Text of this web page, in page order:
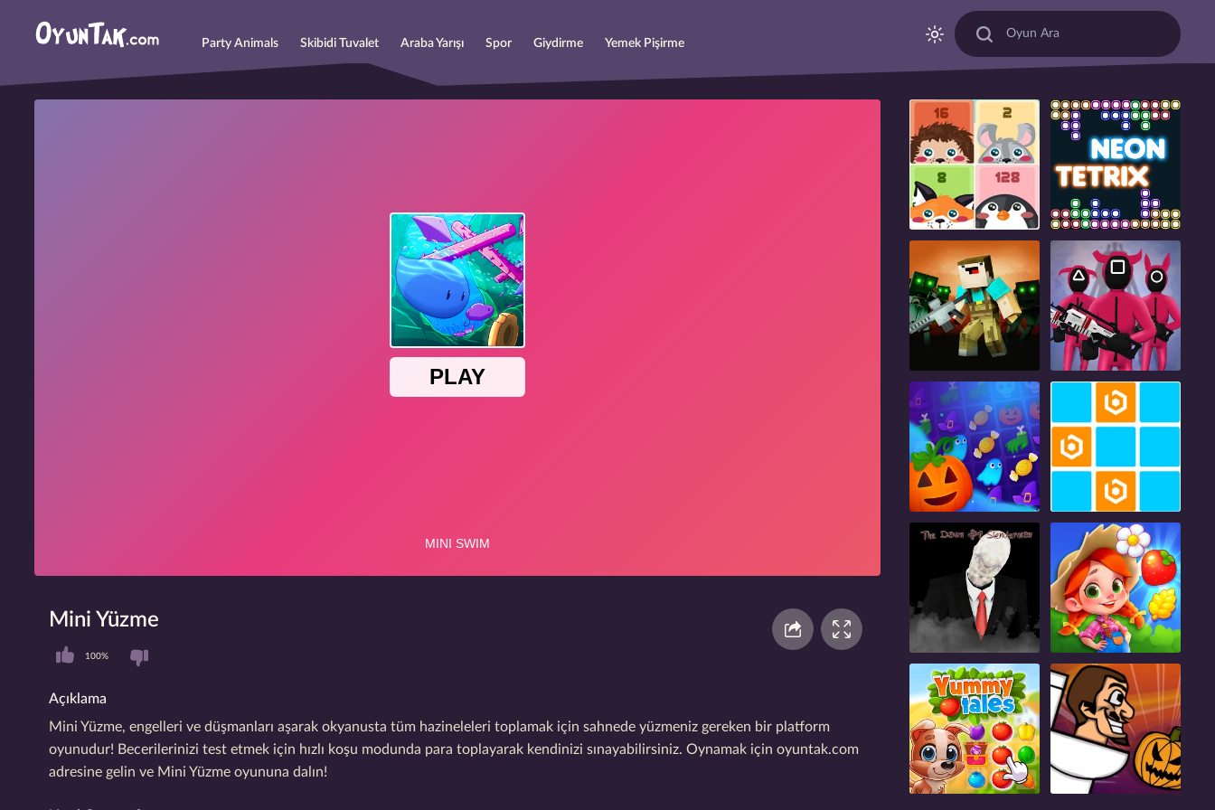
Party Animals Skibidi Tuvalet Araba Yarışı Spor Giydirme Yemek Pişirme
Mini Yüzme
100%
Açıklama
Mini Yüzme, engelleri ve düşmanları aşarak okyanusta tüm hazineleleri toplamak için sahnede yüzmeniz gereken bir platform
oyunudur! Becerilerinizi test etmek için hızlı koşu modunda para toplayarak kendinizi sınayabilirsiniz. Oynamak için oyuntak.com
adresine gelin ve Mini Yüzme oyununa dalın!